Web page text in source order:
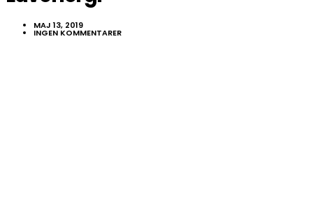
MAJ 13, 2019
INGEN KOMMENTARER